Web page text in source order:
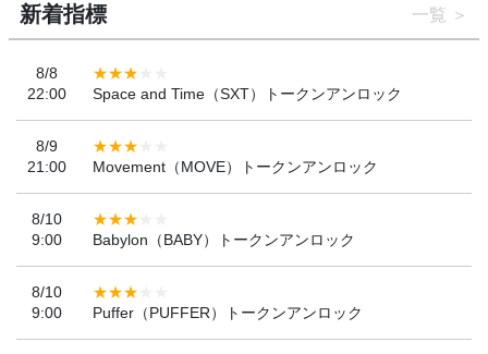
新着指標 一覧
8/8
22:00
Space and Time（SXT）トークンアンロック
8/9
21:00
Movement（MOVE）トークンアンロック
8/10
9:00
Babylon（BABY）トークンアンロック
8/10
9:00
Puffer（PUFFER）トークンアンロック